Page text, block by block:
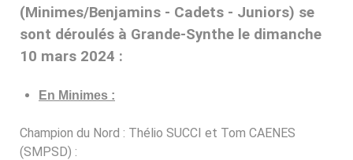
(Minimes/Benjamins - Cadets - Juniors) se
sont déroulés à Grande-Synthe le dimanche
10 mars 2024 :
En Minimes :
Champion du Nord : Thélio SUCCI et Tom CAENES
(SMPSD) :